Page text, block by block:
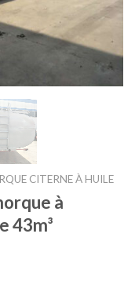
CITERNE À HUILE
à
43m³